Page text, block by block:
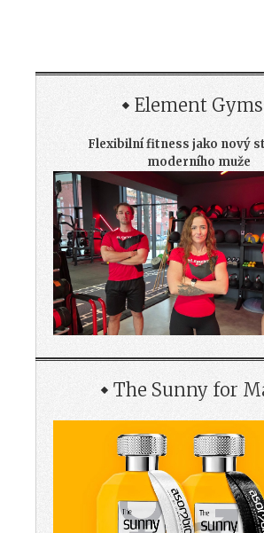
Element Gyms
Flexibilní fitness jako nový
moderního muže
The Sunny for